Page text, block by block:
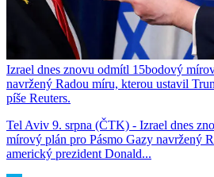
Izrael dnes znovu odmítl 15bodový
navržený Radou míru, kterou ustavil
píše Reuters.
Tel Aviv 9. srpna (ČTK) - Izrael dnes
mírový plán pro Pásmo Gazy navržený
americký prezident Donald...